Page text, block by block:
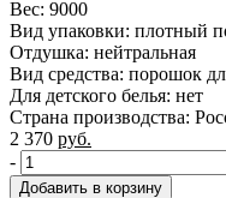
Вес: 9000
Вид упаковки: плотный
Отдушка: нейтральная
Вид средства: порошок
Для детского белья: нет
Страна производства:
2 370 руб.
-
Добавить в корзину